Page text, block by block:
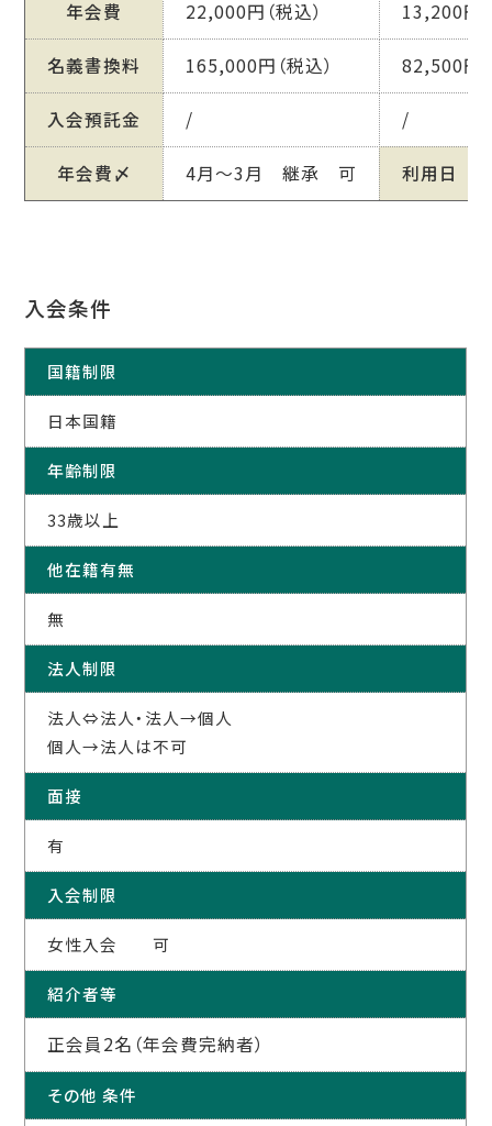
年会費 22,000円（税込） 13,200円
名義書換料 165,000円（税込） 82,500円
入会預託金 / /
年会費〆 4月～3月 継承 可 利用日
入会条件
国籍制限
日本国籍
年齢制限
33歳以上
他在籍有無
無
法人制限
法人⇔法人・法人→個人
個人→法人は不可
面接
有
入会制限
女性入会 可
紹介者等
正会員2名（年会費完納者）
その他 条件